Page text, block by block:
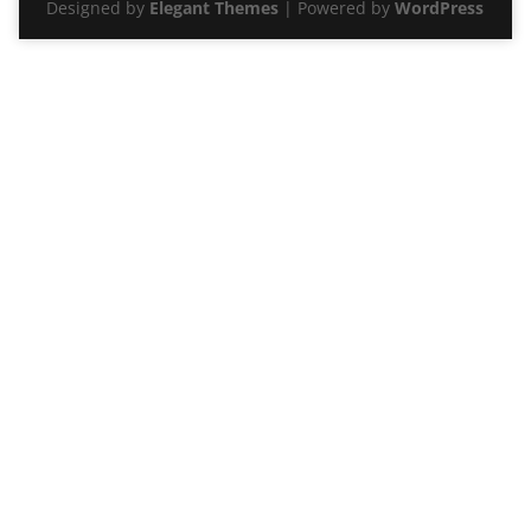
Designed by Elegant Themes | Powered byWordPress